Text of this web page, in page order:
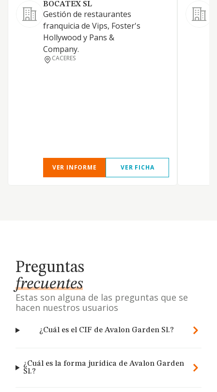
BOCATEX SL
Gestión de restaurantes
franquicia de Vips, Foster's
Hollywood y Pans &
Company.
CACERES
VER INFORME VER FICHA
Preguntas
frecuentes
Estas son alguna de las preguntas que se
hacen nuestros usuarios
¿Cuál es el CIF de Avalon Garden Sl.?
¿Cuál es la forma jurídica de Avalon Garden
Sl.?